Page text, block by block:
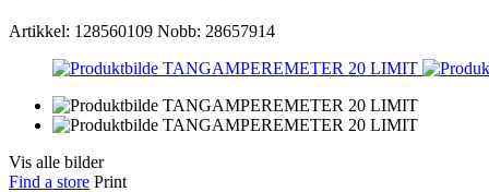
Artikkel: 128560109 Nobb: 28657914
Vis alle bilder
Find a store Print